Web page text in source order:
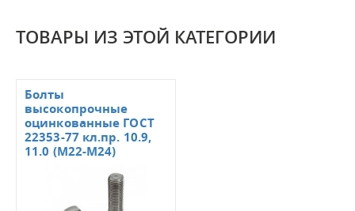
ТОВАРЫ ИЗ ЭТОЙ КАТЕГОРИИ
Болты
высокопрочные
оцинкованные ГОСТ
22353-77 кл.пр. 10.9,
11.0 (М22-М24)